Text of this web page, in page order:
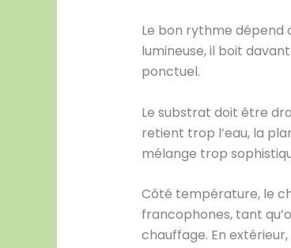
Le bon rythme dépend
lumineuse, il boit
ponctuel.
Le substrat doit être
retient trop l’eau, la
mélange trop
Côté température, le
francophones, tant
chauffage. En